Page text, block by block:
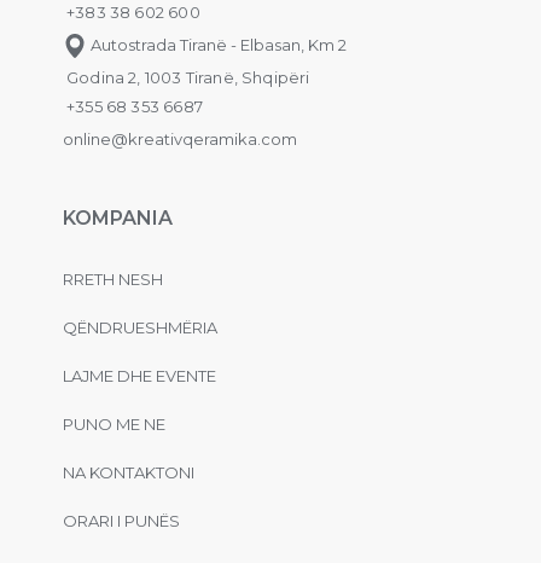
+383 38 602 600
Autostrada Tiranë - Elbasan, Km 2
Godina 2, 1003 Tiranë, Shqipëri
+355 68 353 6687
online@kreativqeramika.com
KOMPANIA
RRETH NESH
QËNDRUESHMËRIA
LAJME DHE EVENTE
PUNO ME NE
NA KONTAKTONI
ORARI I PUNËS